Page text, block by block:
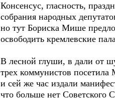
Консенсус, гласность,
собрания народных
но тут Бориска Мише
освободить кремлевские
В лесной глуши, в дали от
трех коммунистов посетила
и сей же час издали
что больше нет Советского